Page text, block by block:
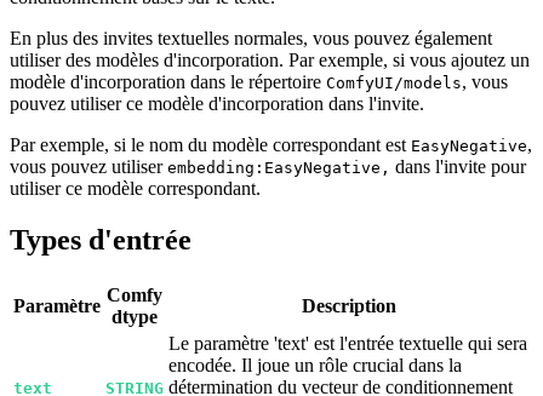
En plus des invites textuelles normales, vous pouvez également
utiliser des modèles d'incorporation. Par exemple, si vous ajoutez un
modèle d'incorporation dans le répertoire ComfyUI/models, vous
pouvez utiliser ce modèle d'incorporation dans l'invite.
Par exemple, si le nom du modèle correspondant est EasyNegative,
vous pouvez utiliser embedding:EasyNegative, dans l'invite pour
utiliser ce modèle correspondant.
Types d'entrée
Paramètre
Comfy
dtype
Description
text STRING
Le paramètre 'text' est l'entrée textuelle qui sera
encodée. Il joue un rôle crucial dans la
détermination du vecteur de conditionnement